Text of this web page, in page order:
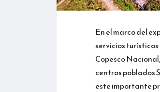
En el marco del
servicios
Copesco
centros poblados
este importante